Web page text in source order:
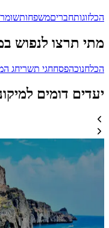
הכלזוגותחבריםמשפחות
מתי תרצו לנפוש
הכלחנוכהפסחחגי תשריחג
יעדים דומים